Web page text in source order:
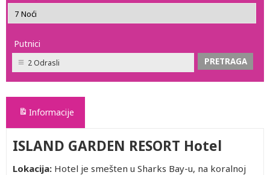
Putnici
2 Odrasli
Informacije
ISLAND GARDEN RESORT Hotel
Lokacija: Hotel je smešten u Sharks Bay-u, na koralnoj